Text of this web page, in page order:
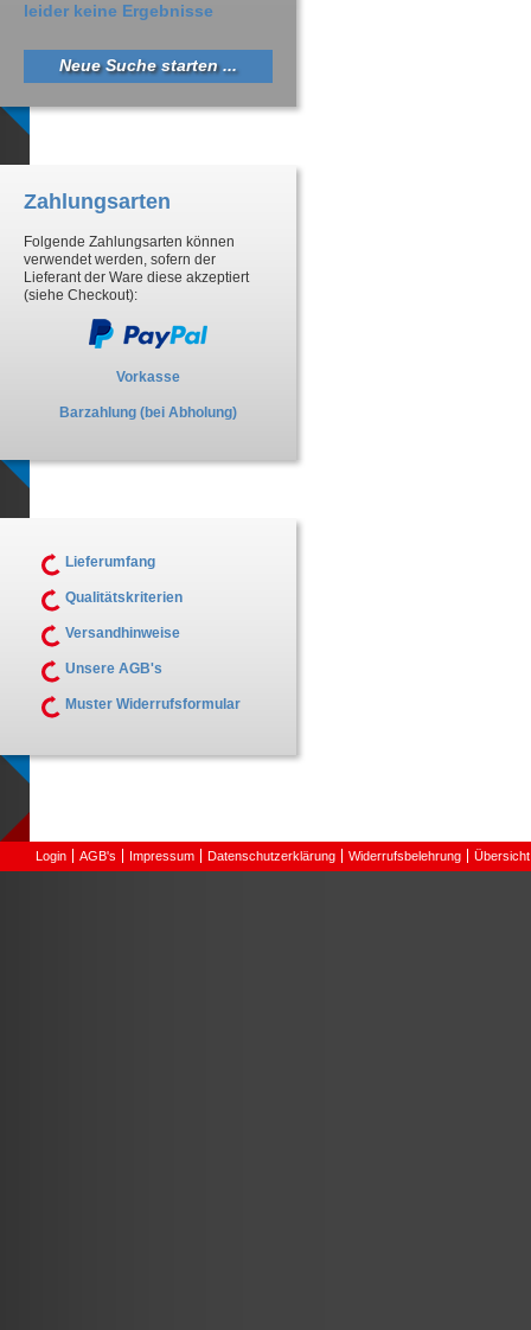
leider keine Ergebnisse
Neue Suche starten ...
Zahlungsarten
Folgende Zahlungsarten können
verwendet werden, sofern der
Lieferant der Ware diese akzeptiert
(siehe Checkout):
Vorkasse
Barzahlung (bei Abholung)
Lieferumfang
Qualitätskriterien
Versandhinweise
Unsere AGB's
Muster Widerrufsformular
Login AGB's Impressum Datenschutzerklärung Widerrufsbelehrung